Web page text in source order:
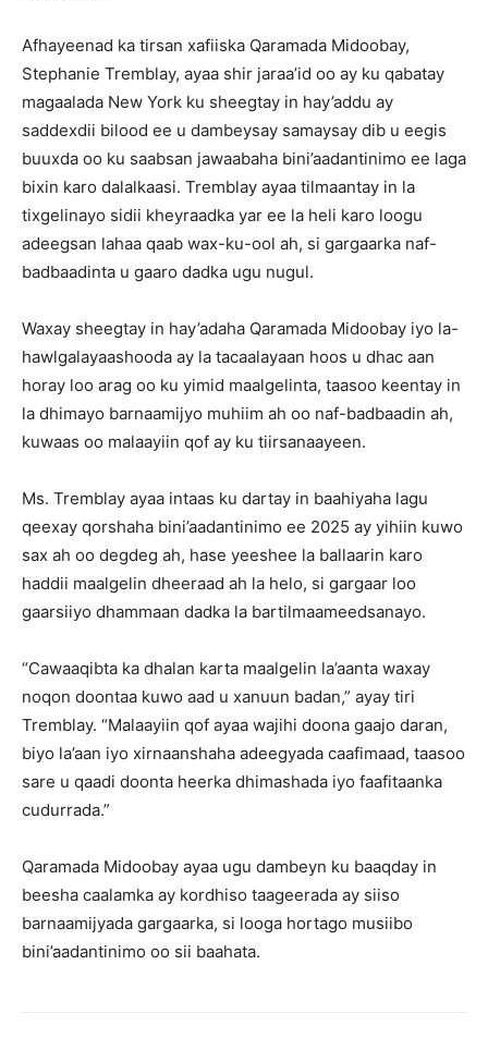
Afhayeenad ka tirsan xafiiska Qaramada Midoobay,
Stephanie Tremblay, ayaa shir jaraa’id oo ay ku qabatay
magaalada New York ku sheegtay in hay’addu ay
saddexdii bilood ee u dambeysay samaysay dib u eegis
buuxda oo ku saabsan jawaabaha bini’aadantinimo ee laga
bixin karo dalalkaasi. Tremblay ayaa tilmaantay in la
tixgelinayo sidii kheyraadka yar ee la heli karo loogu
adeegsan lahaa qaab wax-ku-ool ah, si gargaarka naf-
badbaadinta u gaaro dadka ugu nugul.
Waxay sheegtay in hay’adaha Qaramada Midoobay iyo la-
hawlgalayaashooda ay la tacaalayaan hoos u dhac aan
horay loo arag oo ku yimid maalgelinta, taasoo keentay in
la dhimayo barnaamijyo muhiim ah oo naf-badbaadin ah,
kuwaas oo malaayiin qof ay ku tiirsanaayeen.
Ms. Tremblay ayaa intaas ku dartay in baahiyaha lagu
qeexay qorshaha bini’aadantinimo ee 2025 ay yihiin kuwo
sax ah oo degdeg ah, hase yeeshee la ballaarin karo
haddii maalgelin dheeraad ah la helo, si gargaar loo
gaarsiiyo dhammaan dadka la bartilmaameedsanayo.
“Cawaaqibta ka dhalan karta maalgelin la’aanta waxay
noqon doontaa kuwo aad u xanuun badan,” ayay tiri
Tremblay. “Malaayiin qof ayaa wajihi doona gaajo daran,
biyo la’aan iyo xirnaanshaha adeegyada caafimaad, taasoo
sare u qaadi doonta heerka dhimashada iyo faafitaanka
cudurrada.”
Qaramada Midoobay ayaa ugu dambeyn ku baaqday in
beesha caalamka ay kordhiso taageerada ay siiso
barnaamijyada gargaarka, si looga hortago musiibo
bini’aadantinimo oo sii baahata.